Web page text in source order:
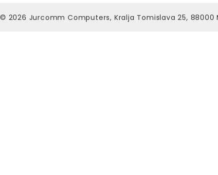
© 2026 Jurcomm Computers, Kralja Tomislava 25, 88000